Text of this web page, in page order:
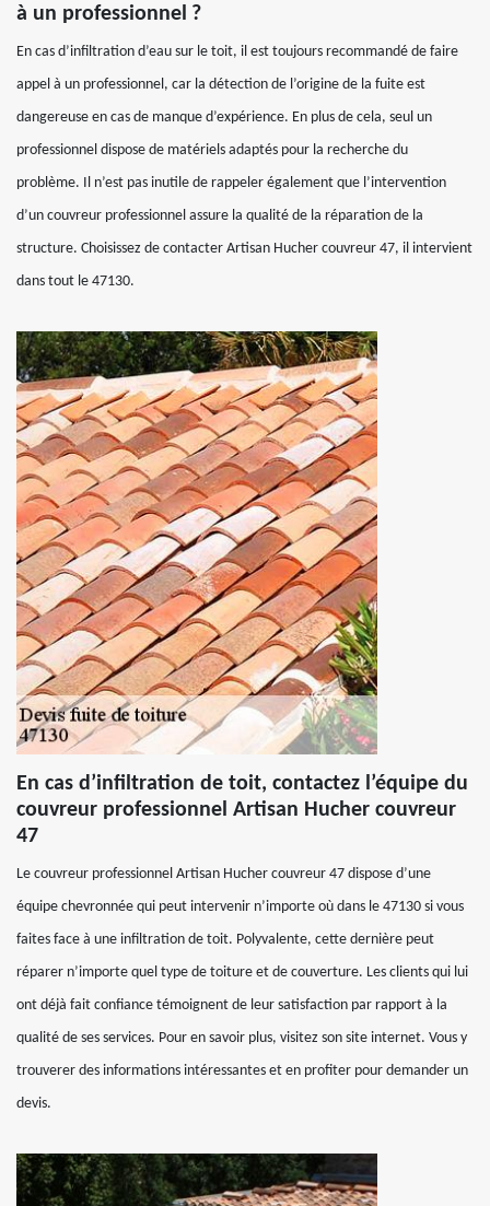
à un professionnel ?
En cas d’infiltration d’eau sur le toit, il est toujours recommandé de faire
appel à un professionnel, car la détection de l’origine de la fuite est
dangereuse en cas de manque d’expérience. En plus de cela, seul un
professionnel dispose de matériels adaptés pour la recherche du
problème. Il n’est pas inutile de rappeler également que l’intervention
d’un couvreur professionnel assure la qualité de la réparation de la
structure. Choisissez de contacter Artisan Hucher couvreur 47, il intervient
dans tout le 47130.
En cas d’infiltration de toit, contactez l’équipe du
couvreur professionnel Artisan Hucher couvreur
47
Le couvreur professionnel Artisan Hucher couvreur 47 dispose d’une
équipe chevronnée qui peut intervenir n’importe où dans le 47130 si vous
faites face à une infiltration de toit. Polyvalente, cette dernière peut
réparer n’importe quel type de toiture et de couverture. Les clients qui lui
ont déjà fait confiance témoignent de leur satisfaction par rapport à la
qualité de ses services. Pour en savoir plus, visitez son site internet. Vous y
trouverer des informations intéressantes et en profiter pour demander un
devis.